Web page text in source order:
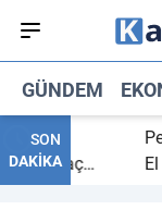
GÜNDEM
SON
DAKİKA
bitti,
maç
El